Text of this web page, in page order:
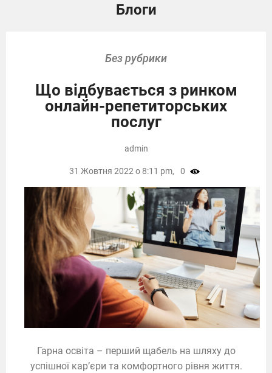
Блоги
Без рубрики
Що відбувається з ринком
онлайн-репетиторських
послуг
Гарна освіта – перший щабель на шляху до
успішної кар’єри та комфортного рівня життя.
admin
31 Жовтня 2022 о 8:11 pm, 0